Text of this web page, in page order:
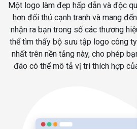
Một logo làm đẹp hấp dẫn và độc
hơn đối thủ cạnh tranh và mang
nhận ra bạn trong số các thương
thể tìm thấy bộ sưu tập logo công
nhất trên nền tảng này, cho phép
đáo có thể mô tả vị trí thích hợp